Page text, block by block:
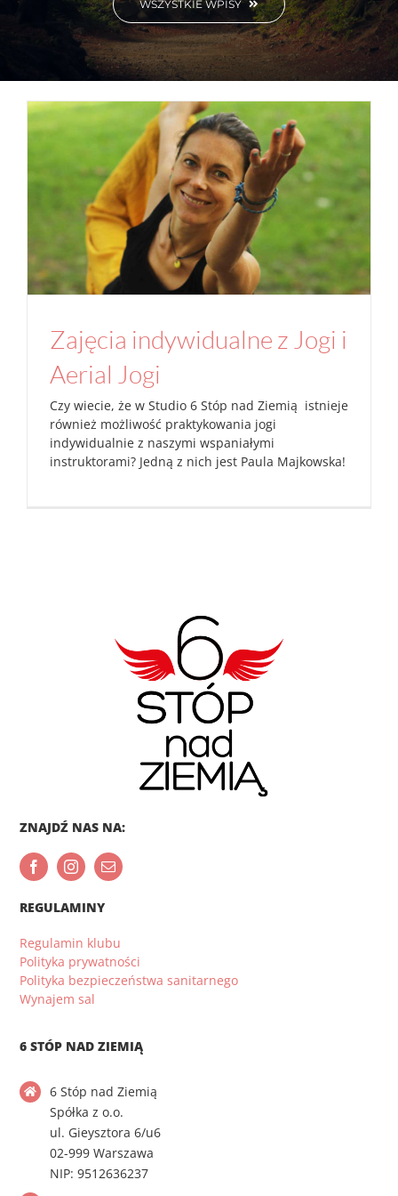
WSZYSTKIE WPISY
Zajęcia indywidualne z Jogi i Aerial Jogi
Aktualności Studio
Zajęcia indywidualne z Jogi i
Aerial Jogi
Czy wiecie, że w Studio 6 Stóp nad Ziemią istnieje
również możliwość praktykowania jogi
indywidualnie z naszymi wspaniałymi
instruktorami? Jedną z nich jest Paula Majkowska!
ZNAJDŹ NAS NA:
REGULAMINY
Regulamin klubu
Polityka prywatności
Polityka bezpieczeństwa sanitarnego
Wynajem sal
6 STÓP NAD ZIEMIĄ
6 Stóp nad Ziemią
Spółka z o.o.
ul. Gieysztora 6/u6
02-999 Warszawa
NIP: 9512636237